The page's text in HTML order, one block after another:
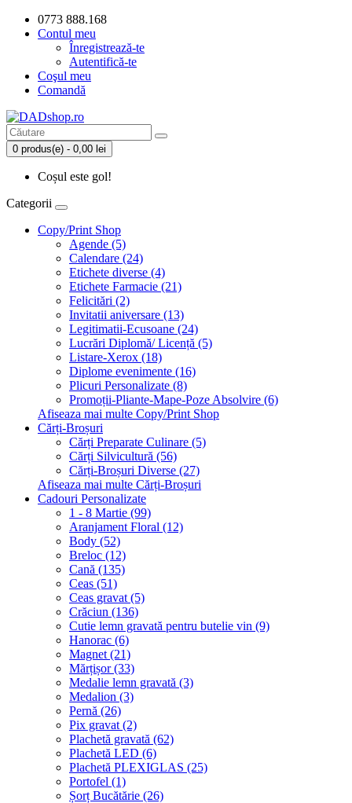
0773 888.168
Contul meu
Înregistrează-te
Autentifică-te
Coşul meu
Comandă
0 produs(e) - 0,00 lei
Coșul este gol!
Categorii
Copy/Print Shop
Agende (5)
Calendare (24)
Etichete diverse (4)
Etichete Farmacie (21)
Felicitări (2)
Invitatii aniversare (13)
Legitimatii-Ecusoane (24)
Lucrări Diplomă/ Licență (5)
Listare-Xerox (18)
Diplome evenimente (16)
Plicuri Personalizate (8)
Promoții-Pliante-Mape-Poze Absolvire (6)
Afiseaza mai multe Copy/Print Shop
Cărți-Broșuri
Cărți Preparate Culinare (5)
Cărți Silvicultură (56)
Cărți-Broșuri Diverse (27)
Afiseaza mai multe Cărți-Broșuri
Cadouri Personalizate
1 - 8 Martie (99)
Aranjament Floral (12)
Body (52)
Breloc (12)
Cană (135)
Ceas (51)
Ceas gravat (5)
Crăciun (136)
Cutie lemn gravată pentru butelie vin (9)
Hanorac (6)
Magnet (21)
Mărțișor (33)
Medalie lemn gravată (3)
Medalion (3)
Pernă (26)
Pix gravat (2)
Plachetă gravată (62)
Plachetă LED (6)
Plachetă PLEXIGLAS (25)
Portofel (1)
Șorț Bucătărie (26)